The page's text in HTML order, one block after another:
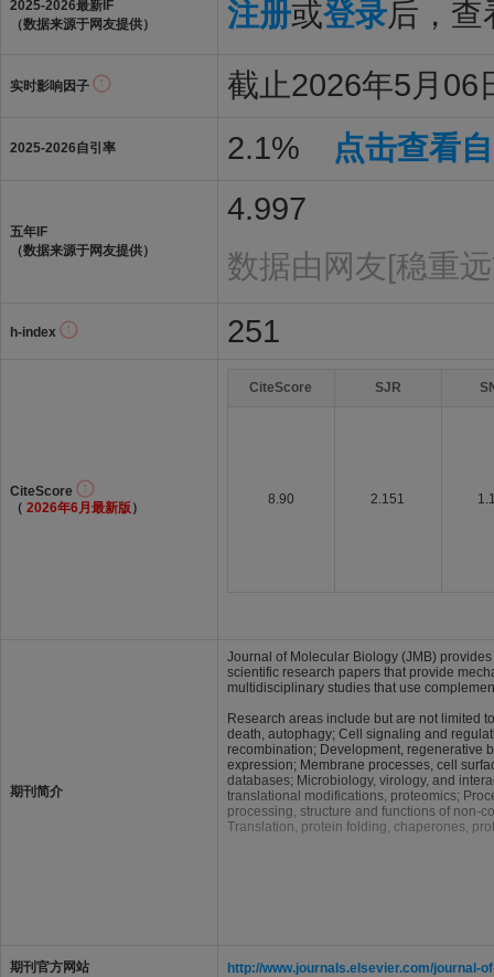
2025-2026最新IF
（数据来源于网友提供）
注册或登录后，查
实时影响因子 截止2026年5月06
2025-2026自引率 2.1% 点击查看
五年IF
（数据来源于网友提供）
4.997
数据由网友[稳重
h-index 251
CiteScore
（ 2026年6月最新版 ）
CiteScore SJR
8.90 2.151
期刊简介
Journal of Molecular Biology (JMB)
scientific research papers that provide
multidisciplinary studies that use
Research areas include but are not limited
death, autophagy; Cell signaling and
recombination; Development, regenerative
expression; Membrane processes, cell
databases; Microbiology, virology, and
translational modifications, proteomics;
processing, structure and functions of non-
Translation, protein folding, chaperones,
期刊官方网站 http://www.journals.elsevier.com/journal-